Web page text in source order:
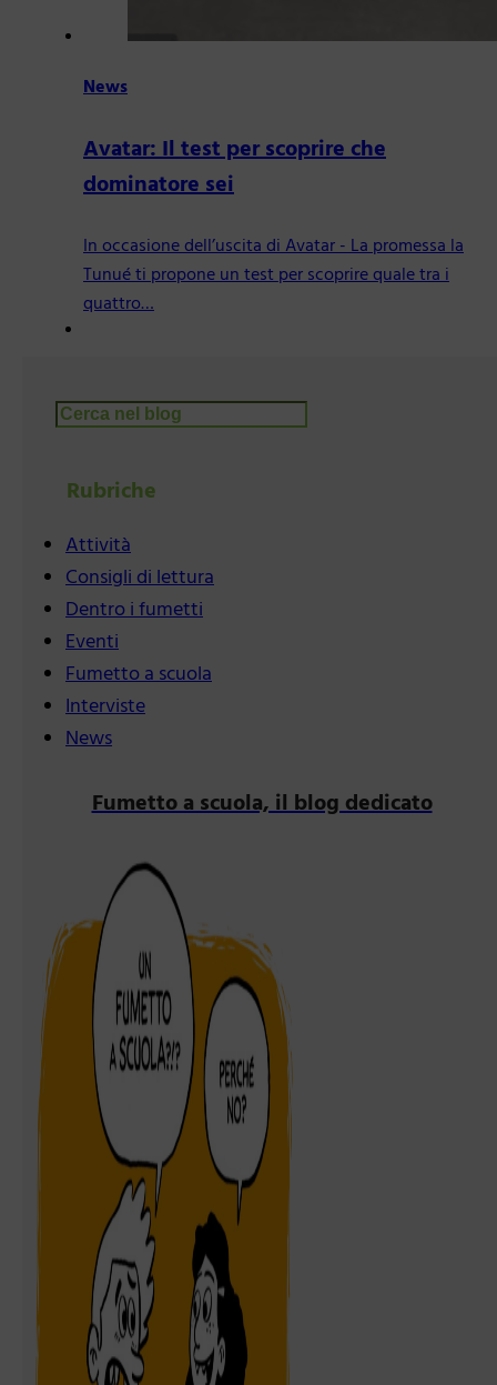
News
Avatar: Il test per scoprire che
dominatore sei
In occasione dell’uscita di Avatar - La promessa la
Tunué ti propone un test per scoprire quale tra i
quattro…
Cerca
Rubriche
Attività
Consigli di lettura
Dentro i fumetti
Eventi
Fumetto a scuola
Interviste
News
Fumetto a scuola, il blog dedicato